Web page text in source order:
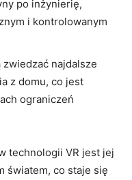
po inżynierię,
i kontrolowanym
najdalsze
z domu, co jest
ograniczeń
technologii VR jest jej
światem, co staje się